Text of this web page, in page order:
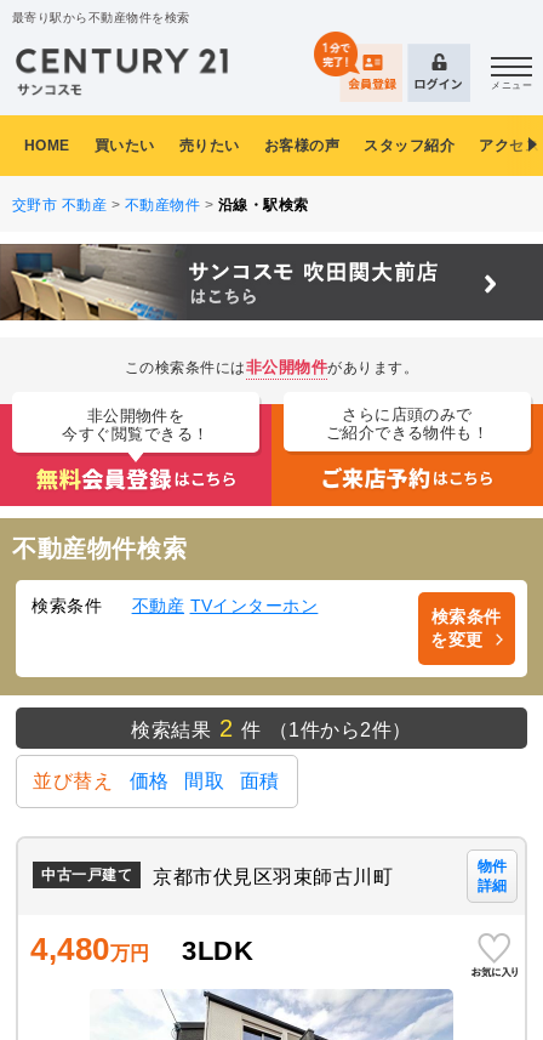
最寄り駅から不動産物件を検索
メニュー
HOME 買いたい 売りたい お客様の声 スタッフ紹介 アクセ
交野市 不動産 > 不動産物件 > 沿線・駅検索
この検索条件には非公開物件があります。
非公開物件を
今すぐ閲覧できる！
さらに店頭のみで
ご紹介できる物件も！
不動産物件検索
検索条件 不動産 TVインターホン
検索条件
を変更
検索結果 2 件 （1件から2件）
並び替え 価格 間取 面積
中古一戸建て 京都市伏見区羽束師古川町
物件
詳細
4,480万円 3LDK